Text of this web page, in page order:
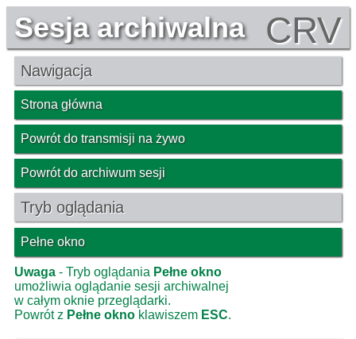
Sesja archiwalna CRV
Nawigacja
Strona główna
Powrót do transmisji na żywo
Powrót do archiwum sesji
Tryb oglądania
Pełne okno
Uwaga - Tryb oglądania Pełne okno
umożliwia oglądanie sesji archiwalnej
w całym oknie przeglądarki.
Powrót z Pełne okno klawiszem ESC.